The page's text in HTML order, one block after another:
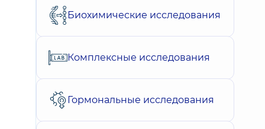
Биохимические исследования
Комплексные исследования
Гормональные исследования